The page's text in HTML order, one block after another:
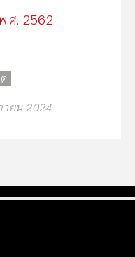
ศ. 2562
ายน 2024